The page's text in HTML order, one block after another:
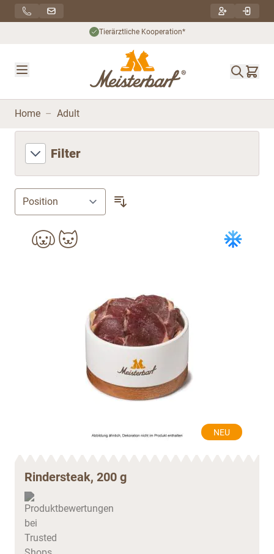
Direkt zum Inhalt
Nachhaltiger Versand***
Home – Adult
Filter
NEU
Rindersteak, 200 g